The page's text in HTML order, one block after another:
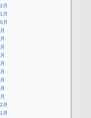
月
月
月
月
月